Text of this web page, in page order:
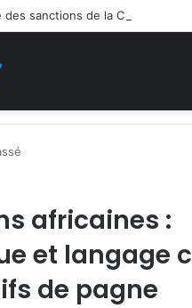
africaines :
et langage
de pagne